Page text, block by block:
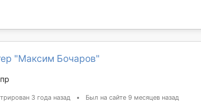
"Максим Бочаров"
3 года назад • Был на сайте 9 месяцев назад